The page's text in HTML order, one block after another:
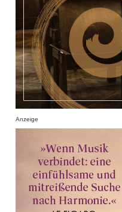
Anzeige